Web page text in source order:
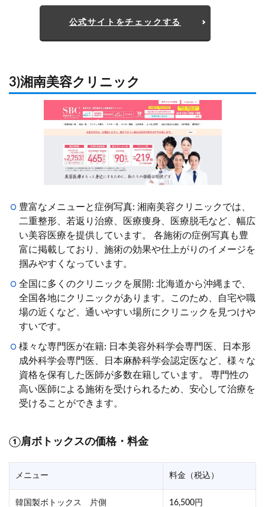
公式サイトをチェックする
3)湘南美容クリニック
豊富なメニューと症例写真: 湘南美容クリニックでは、
二重整形、若返り治療、医療痩身、医療脱毛など、幅広
い美容医療を提供しています。 各施術の症例写真も豊
富に掲載しており、施術の効果や仕上がりのイメージを
掴みやすくなっています。
全国に多くのクリニックを展開: 北海道から沖縄まで、
全国各地にクリニックがあります。このため、自宅や職
場の近くなど、通いやすい場所にクリニックを見つけや
すいです。
様々な専門医が在籍: 日本美容外科学会専門医、日本形
成外科学会専門医、日本麻酔科学会認定医など、様々な
資格を保有した医師が多数在籍しています。 専門性の
高い医師による施術を受けられるため、安心して治療を
受けることができます。
①肩ボトックスの価格・料金
メニュー 料金（税込）
韓国製ボトックス 片側 16,500円